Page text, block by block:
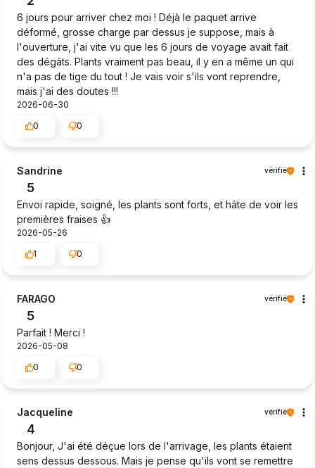
6 jours pour arriver chez moi ! Déjà le paquet arrive
déformé, grosse charge par dessus je suppose, mais à
l'ouverture, j'ai vite vu que les 6 jours de voyage avait fait
des dégâts. Plants vraiment pas beau, il y en a même un qui
n'a pas de tige du tout ! Je vais voir s'ils vont reprendre,
mais j'ai des doutes !!!
2026-06-30
0
0
Sandrine vérifié
5
Envoi rapide, soigné, les plants sont forts, et hâte de voir les
premières fraises 👍️
2026-05-26
1
0
FARAGO vérifié
5
Parfait ! Merci !
2026-05-08
0
0
Jacqueline vérifié
4
Bonjour, J'ai été déçue lors de l'arrivage, les plants étaient
sens dessus dessous. Mais je pense qu'ils vont se remettre